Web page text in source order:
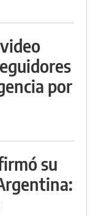
por
su